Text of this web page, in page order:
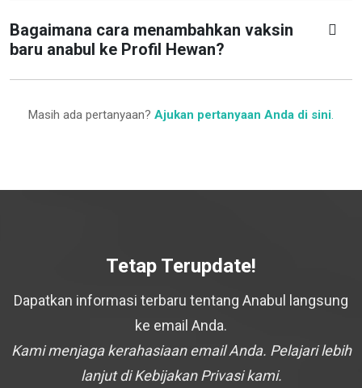
Bagaimana cara menambahkan vaksin
baru anabul ke Profil Hewan?
Masih ada pertanyaan? Ajukan pertanyaan Anda di sini.
Tetap Terupdate!
Dapatkan informasi terbaru tentang Anabul langsung
ke email Anda.
Kami menjaga kerahasiaan email Anda. Pelajari lebih
lanjut di Kebijakan Privasi kami.